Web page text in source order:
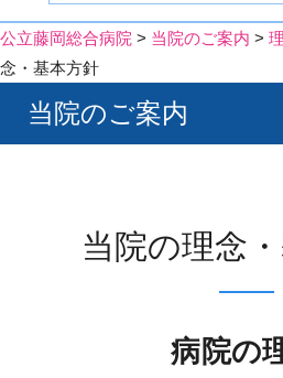
公立藤岡総合病院 > 当院のご案内 >
念・基本方針
当院のご案内
当院の理念
病院の